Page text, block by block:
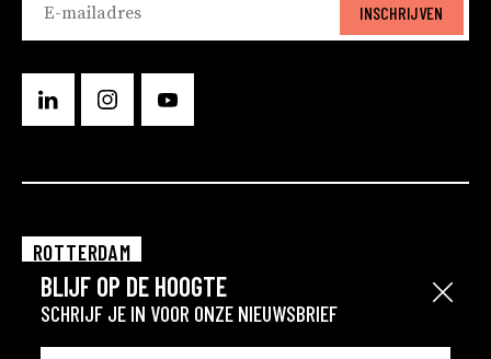
Sluit
BLIJF OP DE HOOGTE
SCHRIJF JE IN VOOR ONZE NIEUWSBRIEF
INSCHRIJVEN
ROTTERDAM
EINDHOVEN
GRONINGEN